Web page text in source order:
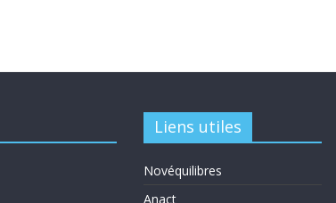
Liens utiles
Novéquilibres
Anact